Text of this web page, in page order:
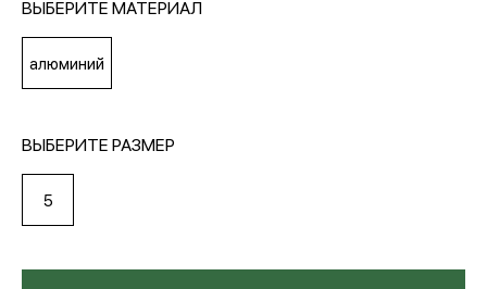
МЕДИА
ПОКУПАТЕЛЯМ
ОПЛАТА И ДОСТАВКА
ВЫБЕРИТЕ МАТЕРИАЛ
алюминий
ВЫБЕРИТЕ РАЗМЕР
5